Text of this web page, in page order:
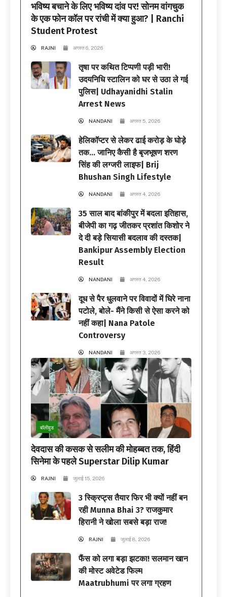
भविष्य बचाने के लिए भविष्य दांव पर! सोनम वांगचुक
के एक फोन कॉल पर रांची में क्या हुआ? | Ranchi
Student Protest
RAJNI अगस्त 6, 2026
तृषा पर कथित टिप्पणी पड़ी भारी!
उदयनिधि स्टालिन को घर से उठा ले गई
पुलिस| Udhayanidhi Stalin
Arrest News
NANDANI अगस्त 5, 2026
हेलिकॉप्टर से लेकर ढाई करोड़ के घोड़े
तक… जानिए कैसी है बृजभूषण शरण
सिंह की लग्जरी लाइफ| Brij
Bhushan Singh Lifestyle
NANDANI अगस्त 4, 2026
35 साल बाद बांकीपुर में बदला इतिहास,
बीजेपी का गढ़ जीतकर प्रशांत किशोर ने
दे दी बड़े सियासी बदलाव की दस्तक|
Bankipur Assembly Election
Result
NANDANI अगस्त 4, 2026
दूध से पैर धुलवाने पर विवादों में घिरे नाना
पटोले, बोले- मैंने किसी से ऐसा करने को
नहीं कहा| Nana Patole
Controversy
NANDANI अगस्त 3, 2026
बॉलीवुड
देवदास की कसक से सलीम की मोहब्बत तक, हिंदी
सिनेमा के पहले Superstar Dilip Kumar
RAJNI जुलाई 15, 2026
3 स्क्रिप्ट्स तैयार फिर भी क्यों नहीं बन
रही Munna Bhai 3? राजकुमार
हिरानी ने खोला सबसे बड़ा राज!
RAJNI जुलाई 8, 2026
फैंस को लगा बड़ा झटका! सलमान खान
की मोस्ट अवेटेड फिल्म
Maatrubhumi पर लगा ग्रहण